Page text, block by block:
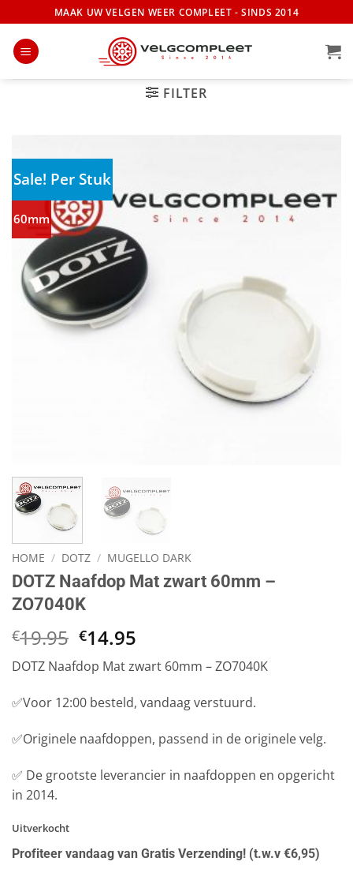
naar
inhoud
MAAK UW VELGEN WEER COMPLEET - SINDS 2014
FILTER
Sale! Per Stuk
60mm
HOME / DOTZ / MUGELLO DARK
DOTZ Naafdop Mat zwart 60mm –
ZO7040K
€19.95 Oorspronkelijke
prijs
was:
€19.95.
€14.95
prijs
is:
€14.95.
DOTZ Naafdop Mat zwart 60mm – ZO7040K
✅Voor 12:00 besteld, vandaag verstuurd.
✅Originele naafdoppen, passend in de originele velg.
✅ De grootste leverancier in naafdoppen en opgericht
in 2014.
Uitverkocht
Profiteer vandaag van Gratis Verzending! (t.w.v €6,95)